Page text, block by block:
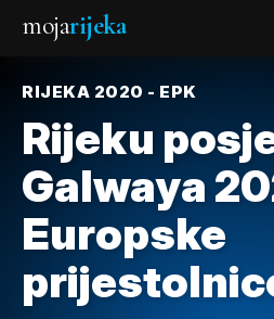
mojarijeka
RIJEKA 2020 - EPK
Rijeku
Galwaya
Europske